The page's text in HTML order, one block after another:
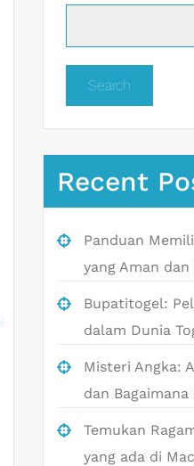
Search
Recent
Panduan
yang Aman dan
Bupatitogel:
dalam Dunia
Misteri Angka:
dan Bagaimana
Temukan
yang ada di